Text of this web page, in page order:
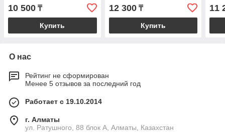
10 500 ₸
Купить
12 300₸
Купить
11
О нас
Рейтинг не сформирован
Менее 5 отзывов за последний год
Работает с 19.10.2014
г. Алматы
ул. Ратушного, 88 блок A, Алматы, Казахстан